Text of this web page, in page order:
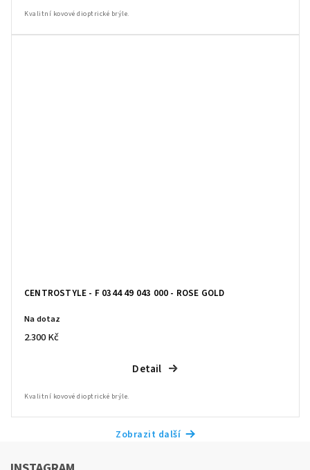
CENTROSTYLE - F 0344 49 043 000 - ROSE GOLD
Na dotaz
2.300 Kč
Detail
Zobrazit další